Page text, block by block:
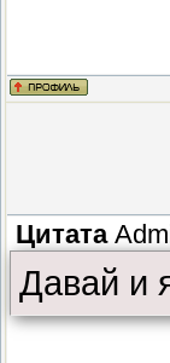
Цитата
Давай и